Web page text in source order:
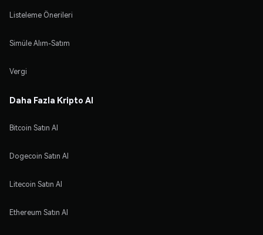
Listeleme Önerileri
Simüle Alım-Satım
Vergi
Daha Fazla Kripto Al
Bitcoin Satın Al
Dogecoin Satın Al
Litecoin Satın Al
Ethereum Satın Al